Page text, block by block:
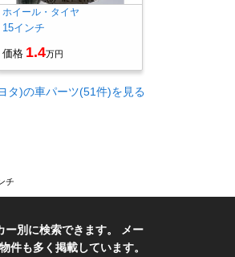
ホイール・タイヤ
15インチ
価格 1.4万円
タ)の車パーツ(51件)を見る
チ
ー別に検索できます。 メー
件も多く掲載しています。